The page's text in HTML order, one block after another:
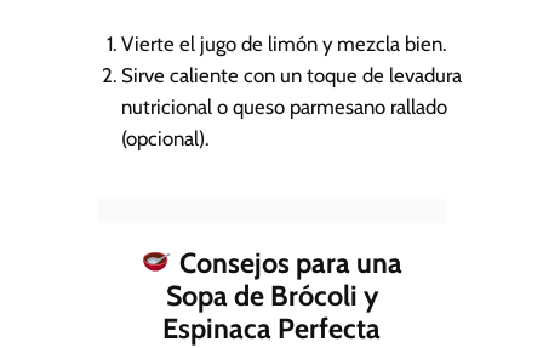
Vierte el jugo de limón y mezcla bien.
Sirve caliente con un toque de levadura
nutricional o queso parmesano rallado
(opcional).
Consejos para una
Sopa de Brócoli y
Espinaca Perfecta